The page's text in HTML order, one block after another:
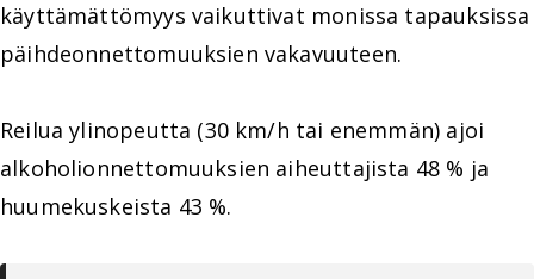
käyttämättömyys vaikuttivat monissa tapauksissa
päihdeonnettomuuksien vakavuuteen.
Reilua ylinopeutta (30 km/h tai enemmän) ajoi
alkoholionnettomuuksien aiheuttajista 48 % ja
huumekuskeista 43 %.